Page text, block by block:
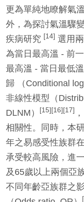
更為單純地瞭解氣
外，為探討氣溫驟
疾病研究 [14] 選用
為當日最高溫 - 前
最高溫 - 當日最低
歸 （Conditional
非線性模型（
DLNM）
[15][16][17]
相關性。同時，本
年之易感受性族群
承受較高風險，進
及65歲以上兩個亞
不同年齡亞族群之